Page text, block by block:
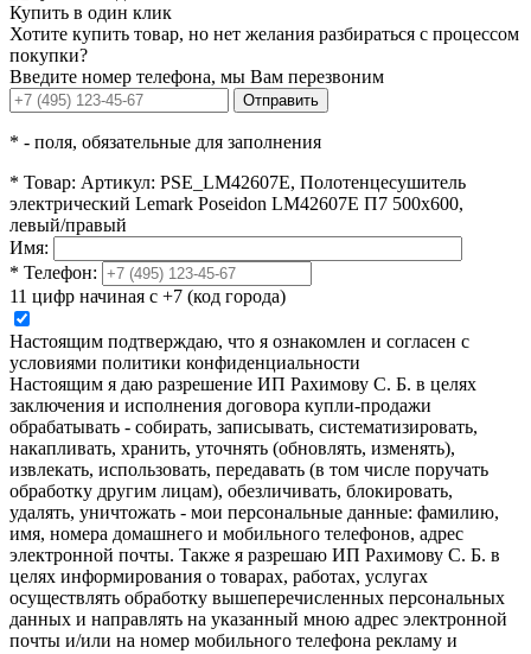
Купить в один клик
Хотите купить товар, но нет желания разбираться с процессом
покупки?
Введите номер телефона, мы Вам перезвоним
Отправить
* - поля, обязательные для заполнения
* Товар: Артикул: PSE_LM42607E, Полотенцесушитель
электрический Lemark Poseidon LM42607E П7 500x600,
левый/правый
Имя:
* Телефон:
11 цифр начиная с +7 (код города)
Настоящим подтверждаю, что я ознакомлен и согласен с
условиями политики конфиденциальности
Настоящим я даю разрешение ИП Рахимову С. Б. в целях
заключения и исполнения договора купли-продажи
обрабатывать - собирать, записывать, систематизировать,
накапливать, хранить, уточнять (обновлять, изменять),
извлекать, использовать, передавать (в том числе поручать
обработку другим лицам), обезличивать, блокировать,
удалять, уничтожать - мои персональные данные: фамилию,
имя, номера домашнего и мобильного телефонов, адрес
электронной почты. Также я разрешаю ИП Рахимову С. Б. в
целях информирования о товарах, работах, услугах
осуществлять обработку вышеперечисленных персональных
данных и направлять на указанный мною адрес электронной
почты и/или на номер мобильного телефона рекламу и